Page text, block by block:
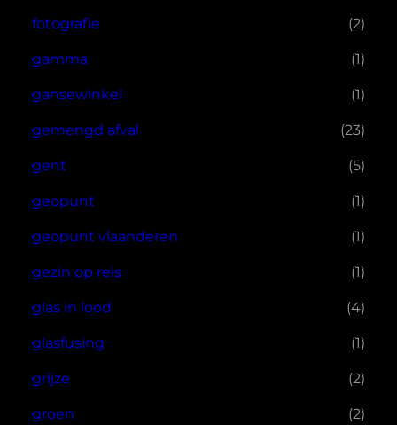
fotografie (2)
gamma (1)
gansewinkel (1)
gemengd afval (23)
gent (5)
geopunt (1)
geopunt vlaanderen (1)
gezin op reis (1)
glas in lood (4)
glasfusing (1)
grijze (2)
groen (2)